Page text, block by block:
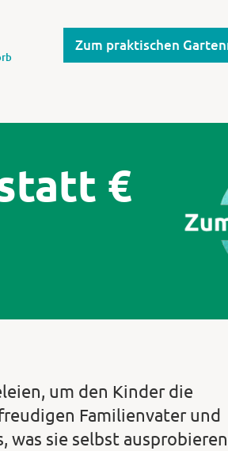
Zum praktischen
€
um den Kinder die
Familienvater und
was sie selbst